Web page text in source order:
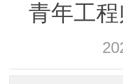
青年工